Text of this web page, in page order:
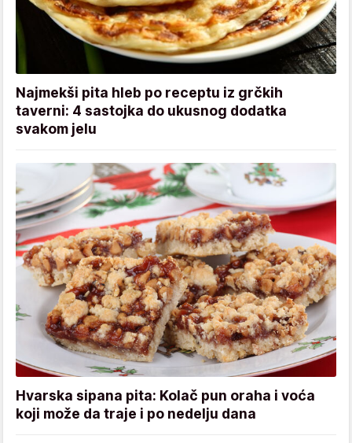
Najmekši pita hleb po receptu iz grčkih
taverni: 4 sastojka do ukusnog dodatka
svakom jelu
Hvarska sipana pita: Kolač pun oraha i voća
koji može da traje i po nedelju dana